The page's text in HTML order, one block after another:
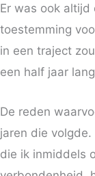
Er was ook
toestemming
in een traject
een half jaar
De reden
jaren die
die ik inmiddels